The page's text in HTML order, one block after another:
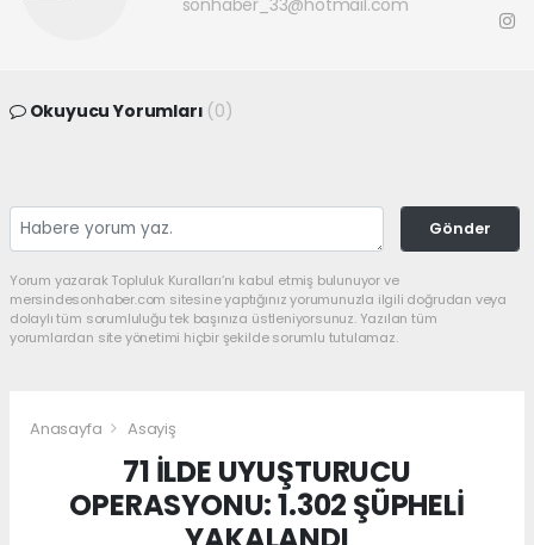
Okuyucu Yorumları (0)
Gönder
Yorum yazarak Topluluk Kuralları’nı kabul etmiş bulunuyor ve
mersindesonhaber.com sitesine yaptığınız yorumunuzla ilgili doğrudan veya
dolaylı tüm sorumluluğu tek başınıza üstleniyorsunuz. Yazılan tüm
yorumlardan site yönetimi hiçbir şekilde sorumlu tutulamaz.
Anasayfa Asayiş
71 İLDE UYUŞTURUCU
OPERASYONU: 1.302 ŞÜPHELİ